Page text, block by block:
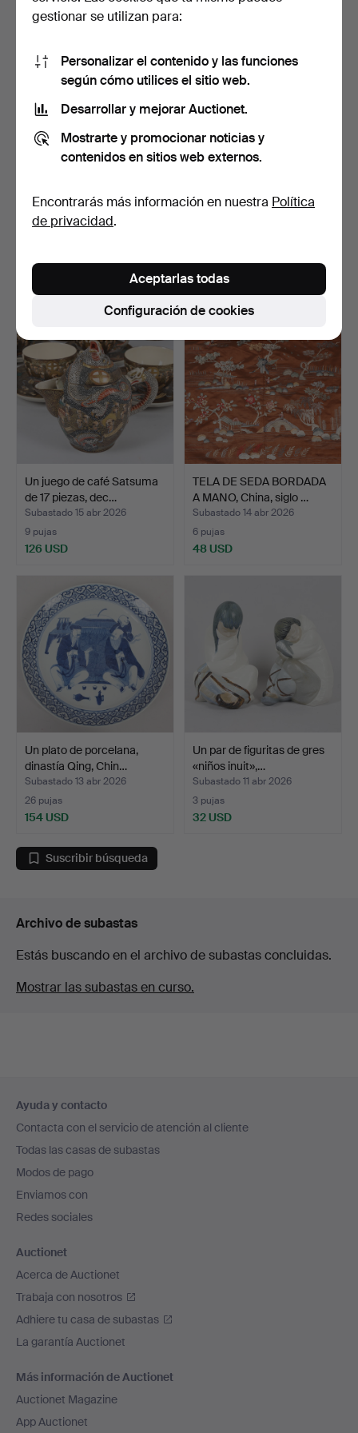
22 USD
Un juego de 53 vajillas de
porcelana china…
1 puja
LOTE ASIÁTICA, 8 piezas,
1 puja
22 USD
Un juego de café Satsuma
de 17 piezas, dec…
Subastado 15 abr 2026
9 pujas
126 USD
TELA DE SEDA BORDADA
A MANO, China, siglo …
Subastado 14 abr 2026
6 pujas
48 USD
Un plato de porcelana,
dinastía Qing, Chin…
Subastado 13 abr 2026
26 pujas
154 USD
Un par de figuritas de gres
«niños inuit»,…
Subastado 11 abr 2026
3 pujas
32 USD
Suscribir búsqueda
Archivo de subastas
Estás buscando en el archivo de subastas concluidas.
Mostrar las subastas en curso.
en
el
pie
de
página
Ayuda y contacto
Contacta con el servicio de atención al cliente
Todas las casas de subastas
Modos de pago
Enviamos con
Redes sociales
Auctionet
Acerca de Auctionet
Trabaja con nosotros
Adhiere tu casa de subastas
La garantía Auctionet
Más información de Auctionet
Auctionet Magazine
App Auctionet
gestionar se utilizan para:
Personalizar el contenido y las funciones
según cómo utilices el sitio web.
Desarrollar y mejorar Auctionet.
Mostrarte y promocionar noticias y
contenidos en sitios web externos.
Encontrarás más información en nuestra Política
de privacidad.
Configuración de cookies
Aceptarlas todas